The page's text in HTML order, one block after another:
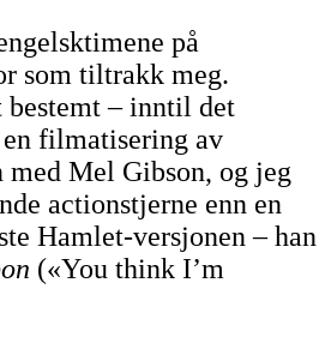
på
som tiltrakk meg.
bestemt – inntil det
en filmatisering av
Mel Gibson, og jeg
actionstjerne enn en
Hamlet-versjonen – han
(«You think I’m